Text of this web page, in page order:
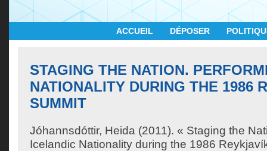
ACCUEIL DÉPOSER
STAGING THE NATION.
NATIONALITY DURING THE 1986
SUMMIT
Jóhannsdóttir, Heida (2011). « Staging the
Icelandic Nationality during the 1986